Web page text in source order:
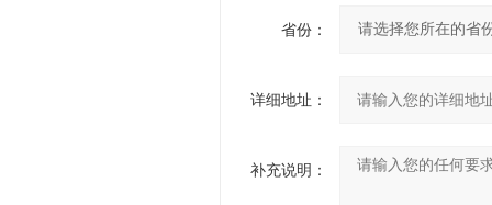
省份：
详细地址：
补充说明：